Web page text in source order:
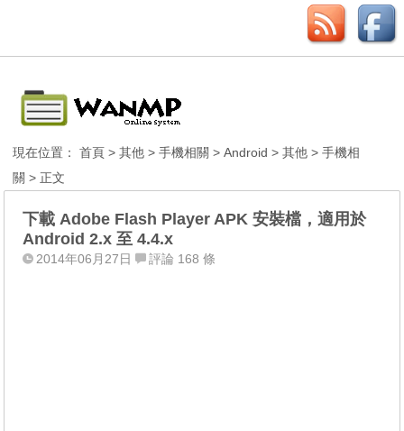
現在位置：首頁 >其他 >手機相關 >Android >其他 >手機相
關 > 正文
下載 Adobe Flash Player APK 安裝檔，適用於
Android 2.x 至 4.4.x
2014年06月27日 評論 168 條